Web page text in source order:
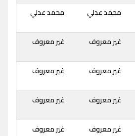
محمد عدلي محمد عدلي
غير معروف غير معروف
غير معروف غير معروف
غير معروف غير معروف
غير معروف غير معروف